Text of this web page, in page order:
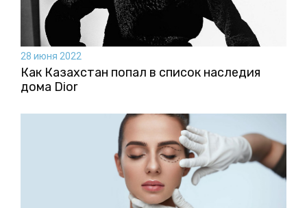
28 июня 2022
Как Казахстан попал в список наследия
дома Dior